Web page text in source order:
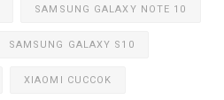
SAMSUNG GALAXY NOTE 10
SAMSUNG GALAXY S10
XIAOMI CUCCOK